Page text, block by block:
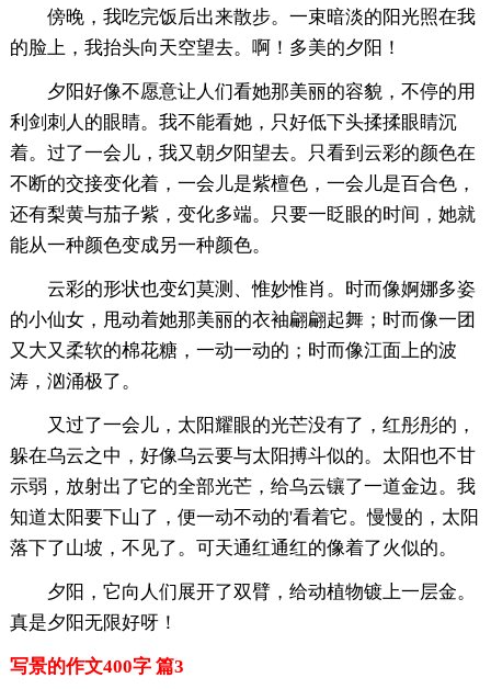
傍晚，我吃完饭后出来散步。一束暗淡的阳光照在我
的脸上，我抬头向天空望去。啊！多美的夕阳！
夕阳好像不愿意让人们看她那美丽的容貌，不停的用
利剑刺人的眼睛。我不能看她，只好低下头揉揉眼睛沉
着。过了一会儿，我又朝夕阳望去。只看到云彩的颜色在
不断的交接变化着，一会儿是紫檀色，一会儿是百合色，
还有梨黄与茄子紫，变化多端。只要一眨眼的时间，她就
能从一种颜色变成另一种颜色。
云彩的形状也变幻莫测、惟妙惟肖。时而像婀娜多姿
的小仙女，甩动着她那美丽的衣袖翩翩起舞；时而像一团
又大又柔软的棉花糖，一动一动的；时而像江面上的波
涛，汹涌极了。
又过了一会儿，太阳耀眼的光芒没有了，红彤彤的，
躲在乌云之中，好像乌云要与太阳搏斗似的。太阳也不甘
示弱，放射出了它的全部光芒，给乌云镶了一道金边。我
知道太阳要下山了，便一动不动的'看着它。慢慢的，太阳
落下了山坡，不见了。可天通红通红的像着了火似的。
夕阳，它向人们展开了双臂，给动植物镀上一层金。
真是夕阳无限好呀！
写景的作文400字 篇3